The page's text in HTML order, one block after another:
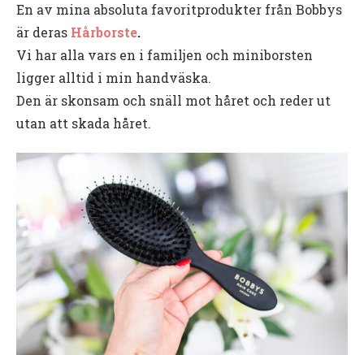
En av mina absoluta favoritprodukter från Bobbys
är deras Hårborste.
Vi har alla vars en i familjen och miniborsten
ligger alltid i min handväska.
Den är skonsam och snäll mot håret och reder ut
utan att skada håret.